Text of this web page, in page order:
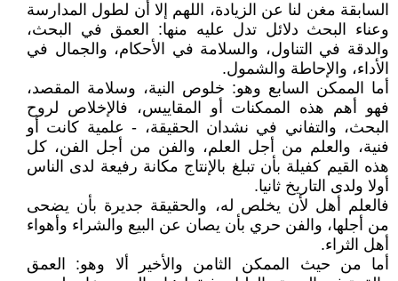
السابقة مغن لنا عن الزيادة، اللهم إلا أن لطول المدارسة
وعناء البحث دلائل تدل عليه منها: العمق في البحث،
والدقة في التناول، والسلامة في الأحكام، والجمال في
الأداء، والإحاطة والشمول.
أما الممكن السابع وهو: خلوص النية، وسلامة المقصد،
فهو أهم هذه الممكنات أو المقاييس، فالإخلاص لروح
البحث، والتفاني في نشدان الحقيقة، - علمية كانت أو
فنية، والعلم من أجل العلم، والفن من أجل الفن، كل
هذه القيم كفيلة بأن تبلغ بالإنتاج مكانة رفيعة لدى الناس
أولا ولدى التاريخ ثانيا.
فالعلم أهل لأن يخلص له، والحقيقة جديرة بأن يضحى
من أجلها، والفن حري بأن يصان عن البيع والشراء وأهواء
أهل الثراء.
أما من حيث الممكن الثامن والأخير ألا وهو: العمق